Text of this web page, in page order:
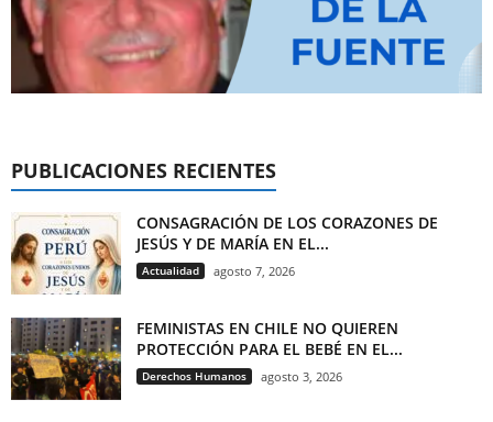
PUBLICACIONES RECIENTES
CONSAGRACIÓN DE LOS CORAZONES DE
JESÚS Y DE MARÍA EN EL...
Actualidad agosto 7, 2026
FEMINISTAS EN CHILE NO QUIEREN
PROTECCIÓN PARA EL BEBÉ EN EL...
Derechos Humanos agosto 3, 2026